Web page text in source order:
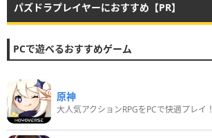
パズドラプレイヤーにおすすめ【PR】
PCで遊べるおすすめゲーム
原神
大人気アクションRPGをPCで快適プレイ！